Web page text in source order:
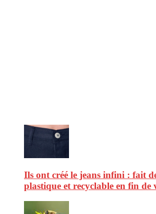
Ils ont créé le jeans infini : fait
plastique et recyclable en fin de